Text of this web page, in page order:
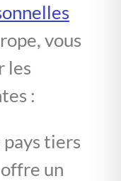
vous
les
:
tiers
un